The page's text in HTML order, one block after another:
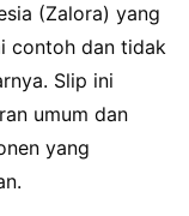
(Zalora) yang
contoh dan tidak
Slip ini
umum dan
yang